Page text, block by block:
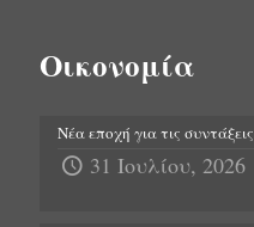
Οικονομία
Νέα εποχή για τις συντάξεις
31 Ιουλίου, 2026